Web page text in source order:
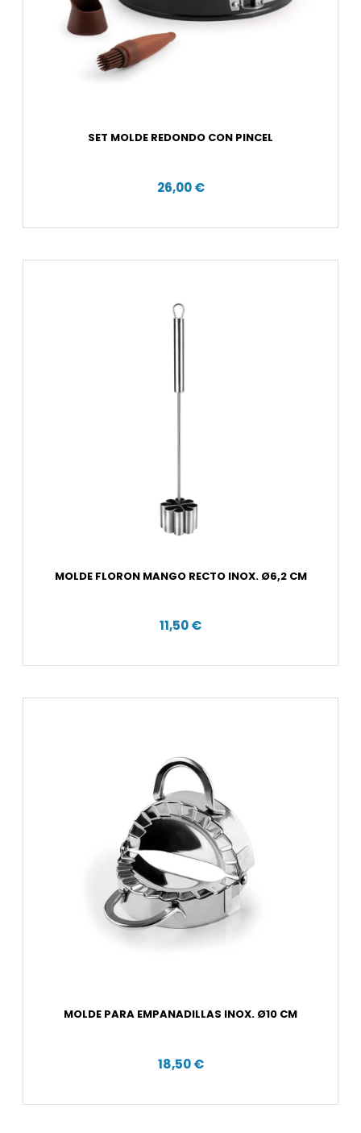
SET MOLDE REDONDO CON PINCEL
26,00 €
MOLDE FLORON MANGO RECTO INOX. Ø6,2 CM
11,50 €
MOLDE PARA EMPANADILLAS INOX. Ø10 CM
18,50 €